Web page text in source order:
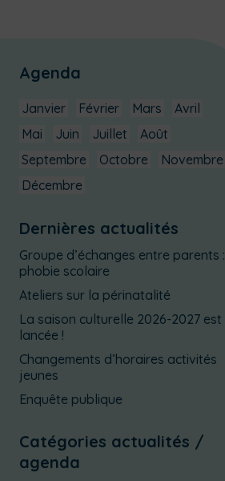
Agenda
Janvier Février Mars
Avril
Mai
Juin Juillet
Août
Septembre
Octobre
Novembre
Décembre
Dernières actualités
Groupe d’échanges entre parents :
phobie scolaire
Ateliers sur la périnatalité
La saison culturelle 2026-2027 est
lancée !
Changements d’horaires activités
jeunes
Enquête publique
Catégories actualités /
agenda